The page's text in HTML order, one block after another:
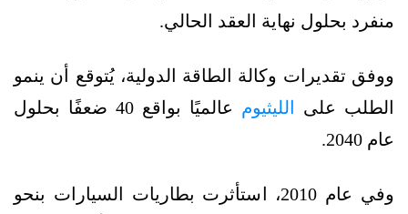
منفرد بحلول نهاية العقد الحالي.
ووفق تقديرات وكالة الطاقة الدولية، يُتوقع أن ينمو
الطلب على الليثيوم
عالميًا بواقع 40 ضعفًا بحلول
عام 2040.
وفي عام 2010، استأثرت بطاريات السيارات بنحو